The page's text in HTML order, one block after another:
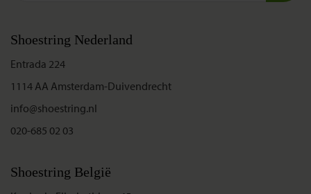
Shoestring Nederland
Entrada 224
1114 AA Amsterdam-Duivendrecht
info@shoestring.nl
020-685 02 03
Shoestring België